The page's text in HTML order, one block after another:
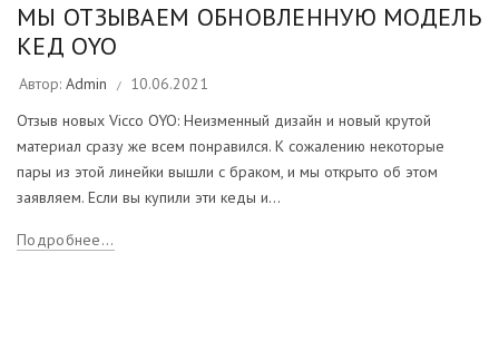
МЫ ОТЗЫВАЕМ ОБНОВЛЕННУЮ МОДЕЛЬ
КЕД OYO
Автор: Admin
10.06.2021
Отзыв новых Vicco OYO: Неизменный дизайн и новый крутой
материал сразу же всем понравился. К сожалению некоторые
пары из этой линейки вышли с браком, и мы открыто об этом
заявляем. Если вы купили эти кеды и...
Подробнее...